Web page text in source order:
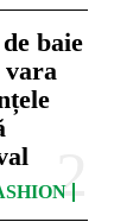
baie
vara